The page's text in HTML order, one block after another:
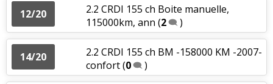
12/20
2.2 CRDI 155 ch Boite manuelle,
115000km, ann (2 )
14/20
2.2 CRDI 155 ch BM -158000 KM -2007-
confort(0 )